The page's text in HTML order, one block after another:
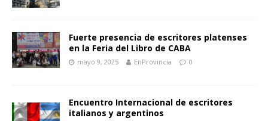
Fuerte presencia de escritores platenses
en la Feria del Libro de CABA
mayo 9, 2025 EnProvincia 0
Encuentro Internacional de escritores
italianos y argentinos